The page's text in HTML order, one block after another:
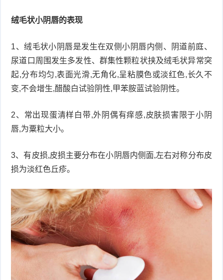
绒毛状小阴唇的表现
1、绒毛状小阴唇是发生在双侧小阴唇内侧、阴道前庭、
尿道口周围发生多发性、群集性颗粒状挟及绒毛状异常突
起,分布均匀,表面光滑,无角化,呈粘膜色或淡红色,长久不
变,不会增生,醋酸白试验阴性,甲苯胺蓝试验阴性。
2、常出现蛋清样白带,外阴偶有痒感,皮肤损害限于小阴
唇,为粟粒大小。
3、有皮损,皮损主要分布在小阴唇内侧面,左右对称分布皮
损为淡红色丘疹。